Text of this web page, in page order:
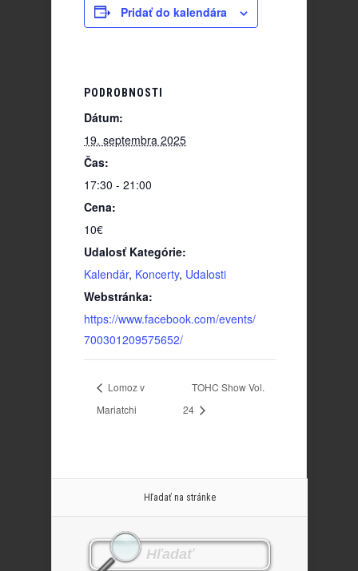
Pridať do kalendára
PODROBNOSTI
Dátum:
19. septembra 2025
Čas:
17:30 - 21:00
Cena:
10€
Udalosť Kategórie:
Kalendár, Koncerty, Udalosti
Webstránka:
https://www.facebook.com/events/
700301209575652/
Lomoz v
Mariatchi
TOHC Show Vol.
24
Hľadať na stránke